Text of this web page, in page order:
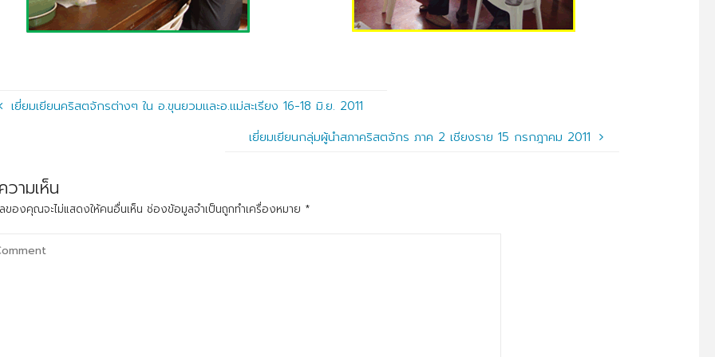
เยี่ยมเยียนคริสตจักรต่างๆ ใน อ.ขุนยวมและอ.แม่สะเรียง 16-18 มิ.ย. 2011
เยี่ยมเยียนกลุ่มผู้นำสภาคริสตจักร ภาค 2 เชียงราย 15 กรกฎาคม 2011
วามเห็น
ของคุณจะไม่แสดงให้คนอื่นเห็น ช่องข้อมูลจำเป็นถูกทำเครื่องหมาย *